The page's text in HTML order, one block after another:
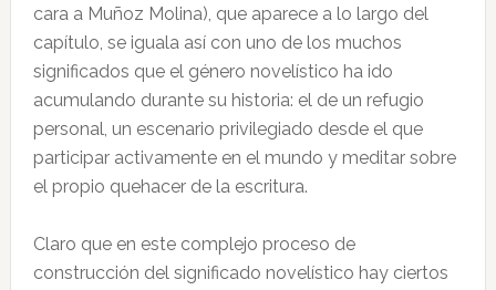
cara a Muñoz Molina), que aparece a lo largo del
capítulo, se iguala así con uno de los muchos
significados que el género novelístico ha ido
acumulando durante su historia: el de un refugio
personal, un escenario privilegiado desde el que
participar activamente en el mundo y meditar sobre
el propio quehacer de la escritura.
Claro que en este complejo proceso de
construcción del significado novelístico hay ciertos